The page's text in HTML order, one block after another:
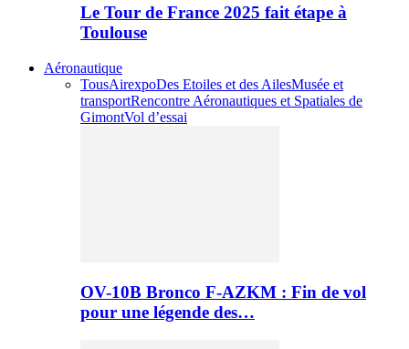
Le Tour de France 2025 fait étape à
Toulouse
Aéronautique
TousAirexpoDes Etoiles et des AilesMusée et
transportRencontre Aéronautiques et Spatiales de
GimontVol d’essai
OV-10B Bronco F-AZKM : Fin de vol
pour une légende des…